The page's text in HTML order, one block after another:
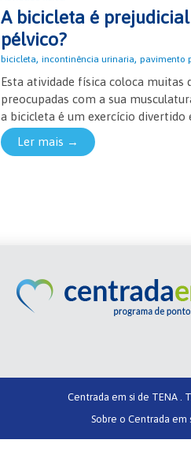
A bicicleta é
pélvico?
bicicleta, incontinência urinaria, pavimento
Esta atividade física coloca muitas
preocupadas com a sua
a bicicleta é um exercício divertido e
Ler mais →
Centrada em si de TENA .
Sobre o Centrada em